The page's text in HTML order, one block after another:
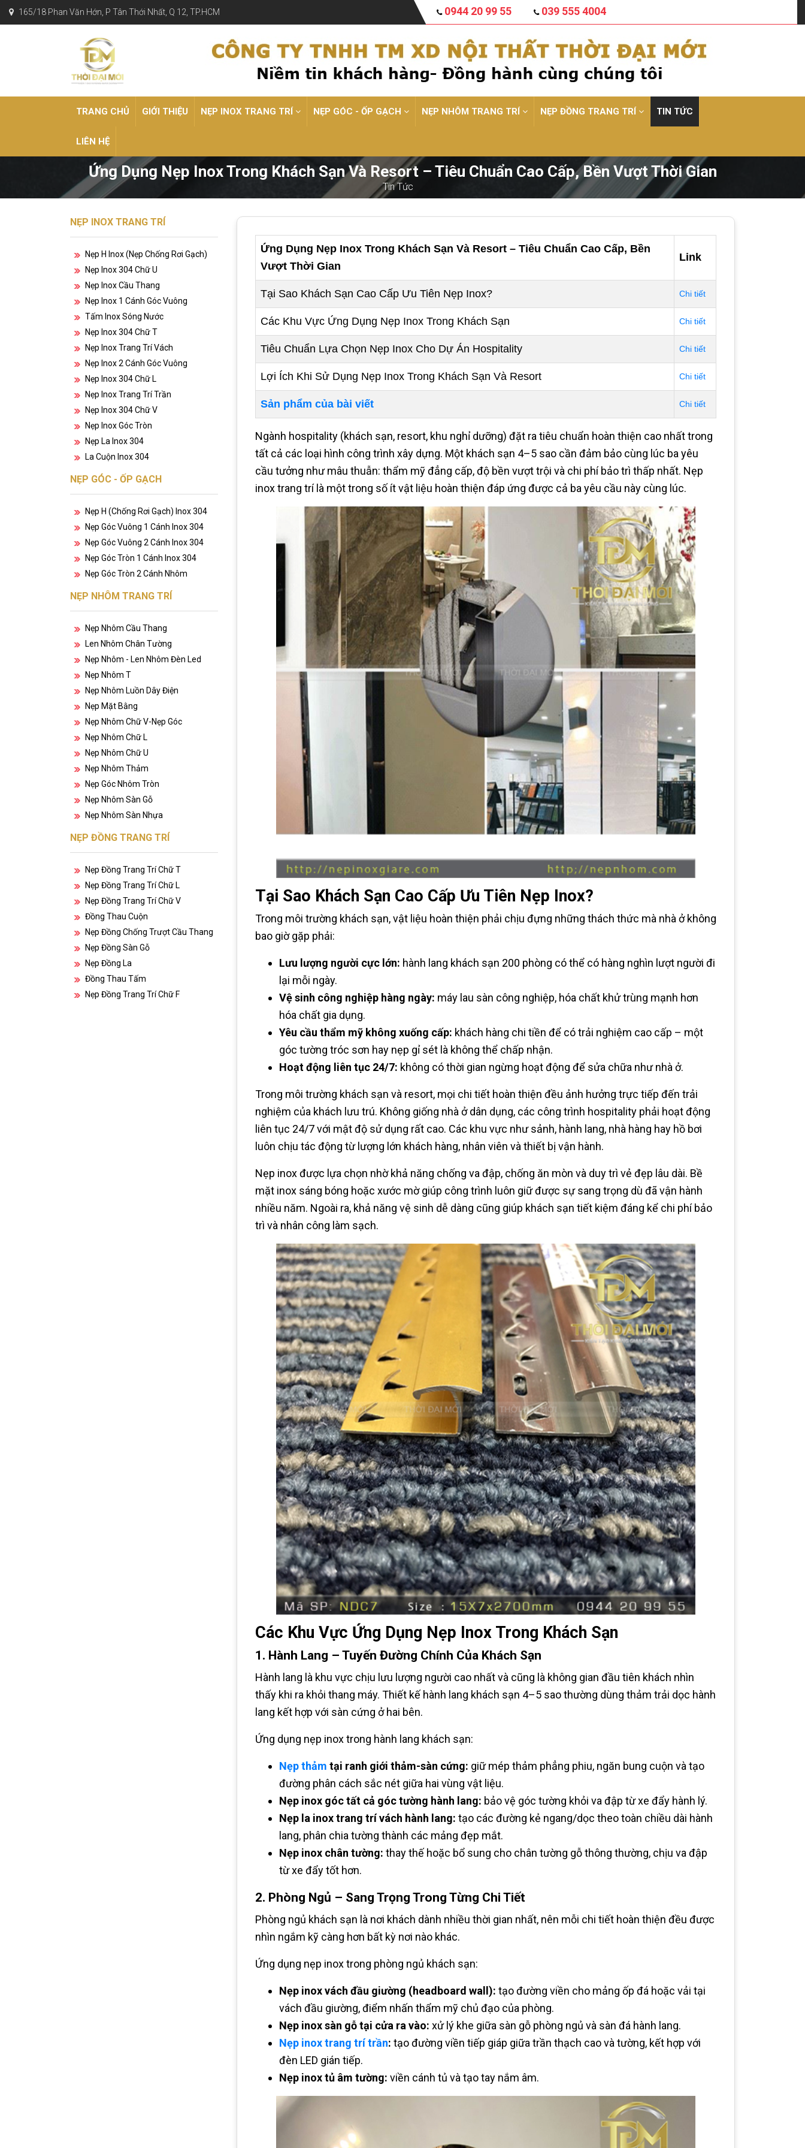
165/18 Phan Văn Hớn, P Tân Thới Nhất, Q 12, TP.HCM 0944 20 99 55 039 555 4004
TRANG CHỦ GIỚI THIỆU NẸP INOX TRANG TRÍ NẸP GÓC - ỐP GẠCH NẸP NHÔM TRANG TRÍ NẸP ĐỒNG TRANG TRÍ TIN TỨC
LIÊN HỆ
Ứng Dụng Nẹp Inox Trong Khách Sạn Và Resort – Tiêu Chuẩn Cao Cấp, Bền Vượt Thời Gian
Tin Tức
NẸP INOX TRANG TRÍ
Nẹp H Inox (nẹp Chống Rơi Gạch)
Nẹp Inox 304 Chữ U
Nẹp Inox Cầu Thang
Nẹp Inox 1 Cánh Góc Vuông
Tấm Inox Sóng Nước
Nẹp Inox 304 Chữ T
Nẹp Inox Trang Trí Vách
Nẹp Inox 2 Cánh Góc Vuông
Nẹp Inox 304 Chữ L
Nẹp Inox Trang Trí Trần
Nẹp Inox 304 Chữ V
Nẹp Inox Góc Tròn
Nẹp La Inox 304
La Cuộn Inox 304
NẸP GÓC - ỐP GẠCH
Nẹp H (chống Rơi Gạch) Inox 304
Nẹp Góc Vuông 1 Cánh Inox 304
Nẹp Góc Vuông 2 Cánh Inox 304
Nẹp Góc Tròn 1 Cánh Inox 304
Nẹp Góc Tròn 2 Cánh Nhôm
NẸP NHÔM TRANG TRÍ
Nẹp Nhôm Cầu Thang
Len Nhôm Chân Tường
Nẹp Nhôm - Len Nhôm Đèn Led
Nẹp Nhôm T
Nẹp Nhôm Luồn Dây Điện
Nẹp Mặt Bằng
Nẹp Nhôm Chữ V-Nẹp Góc
Nẹp Nhôm Chữ L
Nẹp Nhôm Chữ U
Nẹp Nhôm Thảm
Nẹp Góc Nhôm Tròn
Nẹp Nhôm Sàn Gỗ
Nẹp Nhôm Sàn Nhựa
NẸP ĐỒNG TRANG TRÍ
Nẹp Đồng Trang Trí Chữ T
Nẹp Đồng Trang Trí Chữ L
Nẹp Đồng Trang Trí Chữ V
Đồng Thau Cuộn
Nẹp Đồng Chống Trượt Cầu Thang
Nẹp Đồng Sàn Gỗ
Nẹp Đồng La
Đồng Thau Tấm
Nẹp Đồng Trang Trí Chữ F
Ứng Dụng Nẹp Inox Trong Khách Sạn Và Resort – Tiêu Chuẩn Cao Cấp, Bền
Vượt Thời Gian
Link
Tại Sao Khách Sạn Cao Cấp Ưu Tiên Nẹp Inox? Chi tiết
Các Khu Vực Ứng Dụng Nẹp Inox Trong Khách Sạn Chi tiết
Tiêu Chuẩn Lựa Chọn Nẹp Inox Cho Dự Án Hospitality Chi tiết
Lợi Ích Khi Sử Dụng Nẹp Inox Trong Khách Sạn Và Resort Chi tiết
Sản phẩm của bài viết Chi tiết
Ngành hospitality (khách sạn, resort, khu nghỉ dưỡng) đặt ra tiêu chuẩn hoàn thiện cao nhất trong
tất cả các loại hình công trình xây dựng. Một khách sạn 4–5 sao cần đảm bảo cùng lúc ba yêu
cầu tưởng như mâu thuẫn: thẩm mỹ đẳng cấp, độ bền vượt trội và chi phí bảo trì thấp nhất. Nẹp
inox trang trí là một trong số ít vật liệu hoàn thiện đáp ứng được cả ba yêu cầu này cùng lúc.
Tại Sao Khách Sạn Cao Cấp Ưu Tiên Nẹp Inox?
Trong môi trường khách sạn, vật liệu hoàn thiện phải chịu đựng những thách thức mà nhà ở không
bao giờ gặp phải:
Lưu lượng người cực lớn: hành lang khách sạn 200 phòng có thể có hàng nghìn lượt người đi
lại mỗi ngày.
Vệ sinh công nghiệp hàng ngày: máy lau sàn công nghiệp, hóa chất khử trùng mạnh hơn
hóa chất gia dụng.
Yêu cầu thẩm mỹ không xuống cấp: khách hàng chi tiền để có trải nghiệm cao cấp – một
góc tường tróc sơn hay nẹp gỉ sét là không thể chấp nhận.
Hoạt động liên tục 24/7: không có thời gian ngừng hoạt động để sửa chữa như nhà ở.
Trong môi trường khách sạn và resort, mọi chi tiết hoàn thiện đều ảnh hưởng trực tiếp đến trải
nghiệm của khách lưu trú. Không giống nhà ở dân dụng, các công trình hospitality phải hoạt động
liên tục 24/7 với mật độ sử dụng rất cao. Các khu vực như sảnh, hành lang, nhà hàng hay hồ bơi
luôn chịu tác động từ lượng lớn khách hàng, nhân viên và thiết bị vận hành.
Nẹp inox được lựa chọn nhờ khả năng chống va đập, chống ăn mòn và duy trì vẻ đẹp lâu dài. Bề
mặt inox sáng bóng hoặc xước mờ giúp công trình luôn giữ được sự sang trọng dù đã vận hành
nhiều năm. Ngoài ra, khả năng vệ sinh dễ dàng cũng giúp khách sạn tiết kiệm đáng kể chi phí bảo
trì và nhân công làm sạch.
Các Khu Vực Ứng Dụng Nẹp Inox Trong Khách Sạn
1. Hành Lang – Tuyến Đường Chính Của Khách Sạn
Hành lang là khu vực chịu lưu lượng người cao nhất và cũng là không gian đầu tiên khách nhìn
thấy khi ra khỏi thang máy. Thiết kế hành lang khách sạn 4–5 sao thường dùng thảm trải dọc hành
lang kết hợp với sàn cứng ở hai bên.
Ứng dụng nẹp inox trong hành lang khách sạn:
Nẹp thảm tại ranh giới thảm-sàn cứng: giữ mép thảm phẳng phiu, ngăn bung cuộn và tạo
đường phân cách sắc nét giữa hai vùng vật liệu.
Nẹp inox góc tất cả góc tường hành lang: bảo vệ góc tường khỏi va đập từ xe đẩy hành lý.
Nẹp la inox trang trí vách hành lang: tạo các đường kẻ ngang/dọc theo toàn chiều dài hành
lang, phân chia tường thành các mảng đẹp mắt.
Nẹp inox chân tường: thay thế hoặc bổ sung cho chân tường gỗ thông thường, chịu va đập
từ xe đẩy tốt hơn.
2. Phòng Ngủ – Sang Trọng Trong Từng Chi Tiết
Phòng ngủ khách sạn là nơi khách dành nhiều thời gian nhất, nên mỗi chi tiết hoàn thiện đều được
nhìn ngắm kỹ càng hơn bất kỳ nơi nào khác.
Ứng dụng nẹp inox trong phòng ngủ khách sạn:
Nẹp inox vách đầu giường (headboard wall): tạo đường viền cho mảng ốp đá hoặc vải tại
vách đầu giường, điểm nhấn thẩm mỹ chủ đạo của phòng.
Nẹp inox sàn gỗ tại cửa ra vào: xử lý khe giữa sàn gỗ phòng ngủ và sàn đá hành lang.
Nẹp inox trang trí trần: tạo đường viền tiếp giáp giữa trần thạch cao và tường, kết hợp với
đèn LED gián tiếp.
Nẹp inox tủ âm tường: viền cánh tủ và tạo tay nắm âm.